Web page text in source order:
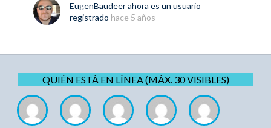
EugenBaudeerahora es un usuario
registrado hace 5 años
QUIÉN ESTÁ EN LÍNEA (MÁX. 30 VISIBLES)